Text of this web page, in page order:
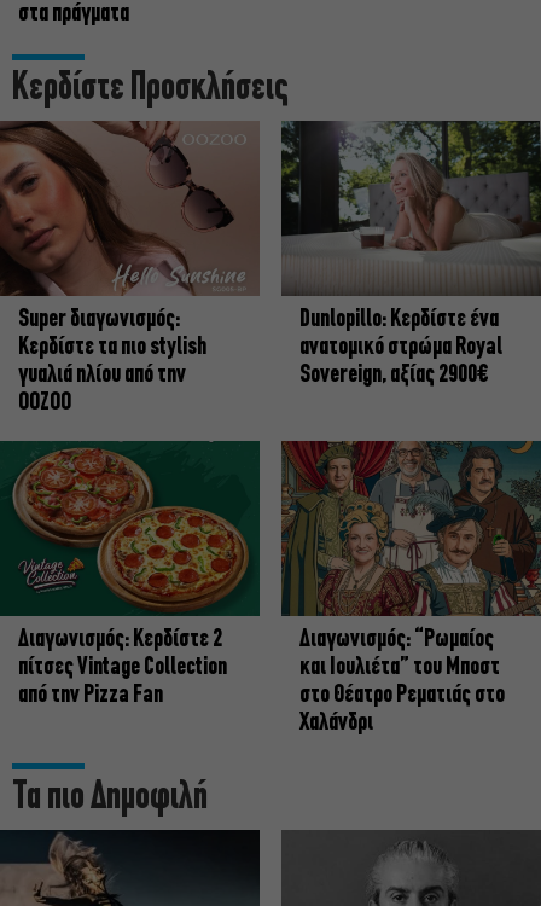
στα πράγματα
Κερδίστε Προσκλήσεις
Super διαγωνισμός:
Κερδίστε τα πιο stylish
γυαλιά ηλίου από την
OOZOO
Dunlopillo: Κερδίστε ένα
ανατομικό στρώμα Royal
Sovereign, αξίας 2900€
Διαγωνισμός: Κερδίστε 2
πίτσες Vintage Collection
από την Pizza Fan
Διαγωνισμός: “Ρωμαίος
και Ιουλιέτα” του Μποστ
στο Θέατρο Ρεματιάς στο
Χαλάνδρι
Τα πιο Δημοφιλή